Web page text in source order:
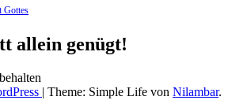
Gottes
allein genügt!
| Theme: Simple Life von Nilambar.